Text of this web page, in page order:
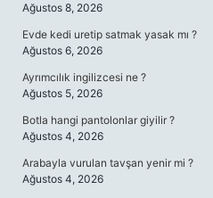
Ağustos 8, 2026
Evde kedi uretip satmak yasak mı ?
Ağustos 6, 2026
Ayrımcılık ingilizcesi ne ?
Ağustos 5, 2026
Botla hangi pantolonlar giyilir ?
Ağustos 4, 2026
Arabayla vurulan tavşan yenir mi ?
Ağustos 4, 2026